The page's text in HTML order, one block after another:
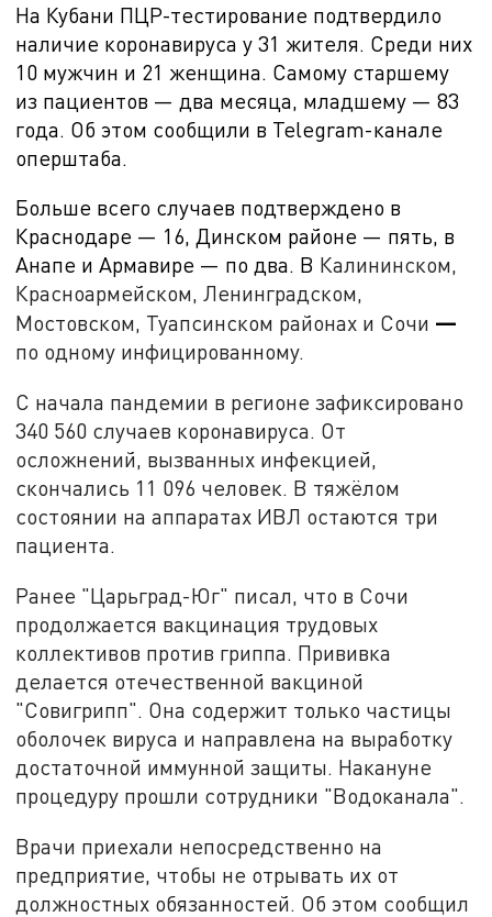
На Кубани ПЦР-тестирование подтвердило
наличие коронавируса у 31 жителя. Среди них
10 мужчин и 21 женщина. Самому старшему
из пациентов — два месяца, младшему — 83
года. Об этом сообщили в Telegram-канале
оперштаба.
Больше всего случаев подтверждено в
Краснодаре — 16, Динском районе — пять, в
Анапе и Армавире — по два. В Калининском,
Красноармейском, Ленинградском,
Мостовском, Туапсинском районах и Сочи —
по одному инфицированному.
С начала пандемии в регионе зафиксировано
340 560 случаев коронавируса. От
осложнений, вызванных инфекцией,
скончались 11 096 человек. В тяжёлом
состоянии на аппаратах ИВЛ остаются три
пациента.
Ранее "Царьград-Юг" писал, что в Сочи
продолжается вакцинация трудовых
коллективов против гриппа. Прививка
делается отечественной вакциной
"Совигрипп". Она содержит только частицы
оболочек вируса и направлена на выработку
достаточной иммунной защиты. Накануне
процедуру прошли сотрудники "Водоканала".
Врачи приехали непосредственно на
предприятие, чтобы не отрывать их от
должностных обязанностей. Об этом сообщил